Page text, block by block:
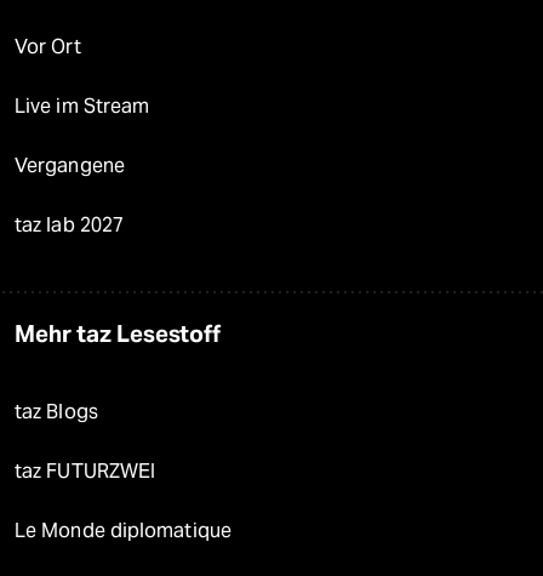
Vor Ort
Live im Stream
Vergangene
taz lab 2027
Mehr taz Lesestoff
taz Blogs
taz FUTURZWEI
Le Monde diplomatique